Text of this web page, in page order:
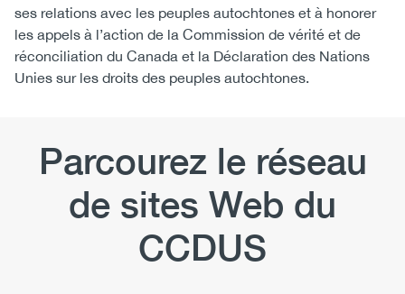
ses relations avec les peuples autochtones et à honorer
les appels à l’action de la Commission de vérité et de
réconciliation du Canada et la Déclaration des Nations
Unies sur les droits des peuples autochtones.
Parcourez le réseau
de sites Web du
CCDUS